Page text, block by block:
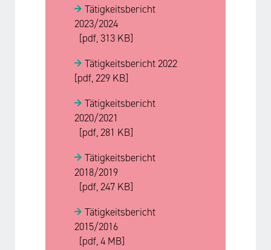
Tätigkeitsbericht
2023/2024
[pdf, 313 KB]
Tätigkeitsbericht 2022
[pdf, 229 KB]
Tätigkeitsbericht
2020/2021
[pdf, 281 KB]
Tätigkeitsbericht
2018/2019
[pdf, 247 KB]
Tätigkeitsbericht
2015/2016
[pdf, 4 MB]